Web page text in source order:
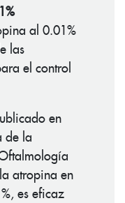
al 0.01%
las
el control
en
de la
atropina en
es eficaz